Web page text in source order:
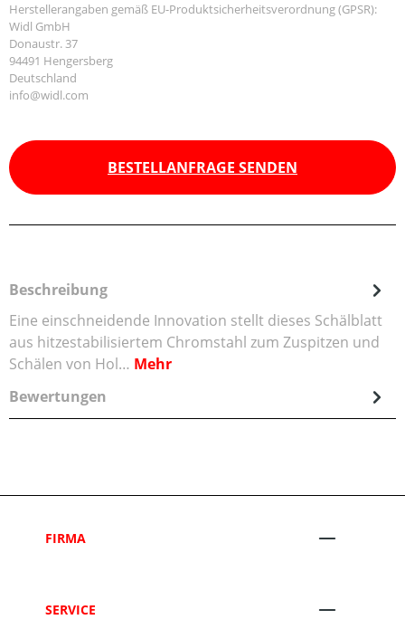
Herstellerangaben gemäß EU-Produktsicherheitsverordnung (GPSR):
Widl GmbH
Donaustr. 37
94491 Hengersberg
Deutschland
info@widl.com
BESTELLANFRAGE SENDEN
Beschreibung
Eine einschneidende Innovation stellt dieses Schälblatt
aus hitzestabilisiertem Chromstahl zum Zuspitzen und
Schälen von Hol… Mehr
Bewertungen
FIRMA
SERVICE